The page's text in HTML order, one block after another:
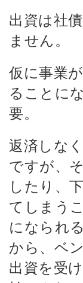
出資は社
ません。
仮に事業
ることに
要。
返済しな
ですが、
したり、
てしまう
になられ
から、ベ
出資を受